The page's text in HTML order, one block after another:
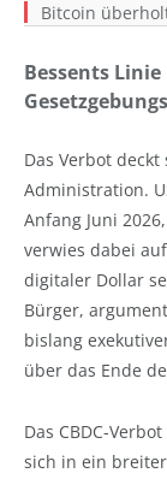
Bitcoin
Bessents
Das Verbot
Administration.
Anfang Juni
verwies dabei
digitaler Dollar
Bürger,
bislang
über das Ende
Das CBDC-
sich in ein